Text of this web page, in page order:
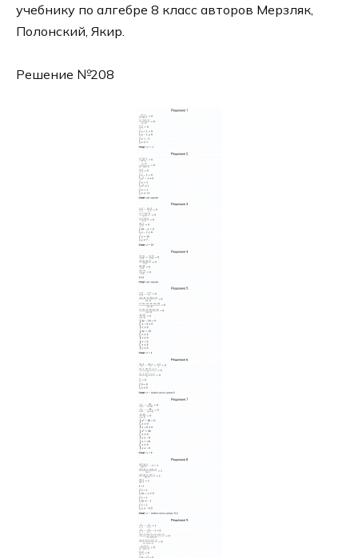
учебнику по алгебре 8 класс авторов Мерзляк,
Полонский, Якир.
Решение №208